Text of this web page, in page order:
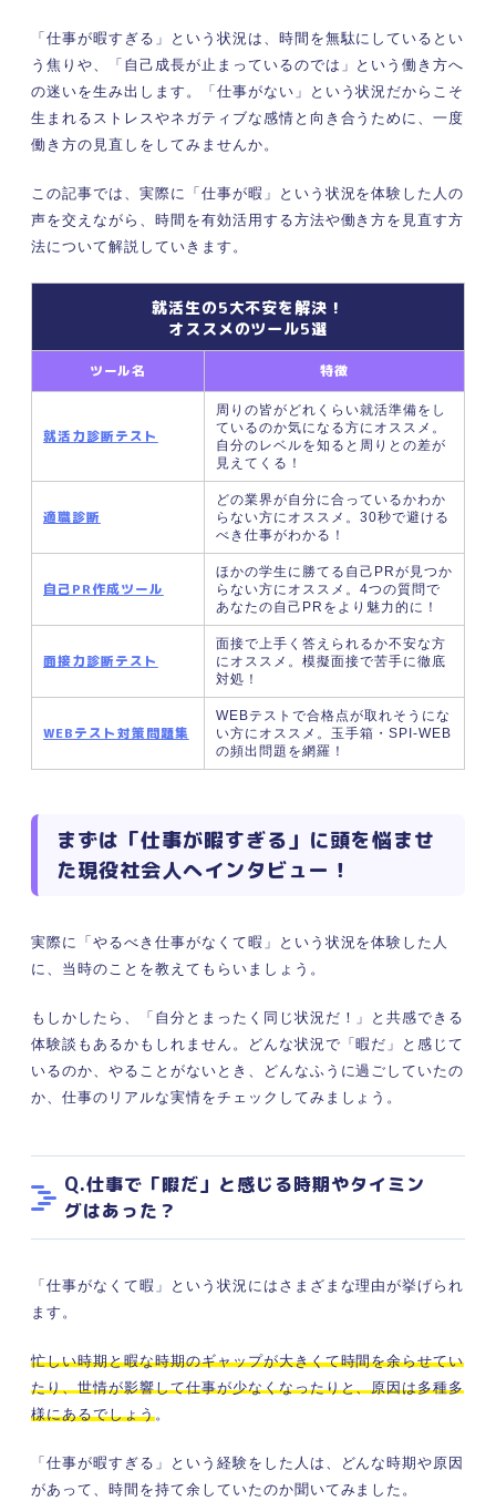
暇すぎると感じる原因
原因①自分の仕事の質や量に問題がある場
合
原因②会社都合で暇な時間が生まれている
場合
きるパターン別時間の使い方20選
パターン①自分だけに仕事がない状況でで
きること11個
ときにできること5個
パターン③ 仕事がない状況の改善が見込
めないときにできること4個
とを探し主体的に動いてみよう
「仕事が暇すぎる」という状況は、時間を無駄にしているとい
う焦りや、「自己成長が止まっているのでは」という働き方へ
の迷いを生み出します。「仕事がない」という状況だからこそ
生まれるストレスやネガティブな感情と向き合うために、一度
働き方の見直しをしてみませんか。
この記事では、実際に「仕事が暇」という状況を体験した人の
声を交えながら、時間を有効活用する方法や働き方を見直す方
法について解説していきます。
就活生の5大不安を解決！
オススメのツール5選
ツール名 特徴
就活力診断テスト
周りの皆がどれくらい就活準備をし
ているのか気になる方にオススメ。
自分のレベルを知ると周りとの差が
見えてくる！
適職診断
どの業界が自分に合っているかわか
らない方にオススメ。30秒で避ける
べき仕事がわかる！
自己PR作成ツール
ほかの学生に勝てる自己PRが見つか
らない方にオススメ。4つの質問で
あなたの自己PRをより魅力的に！
面接力診断テスト
面接で上手く答えられるか不安な方
にオススメ。模擬面接で苦手に徹底
対処！
WEBテスト対策問題集
WEBテストで合格点が取れそうにな
い方にオススメ。玉手箱・SPI-WEB
の頻出問題を網羅！
まずは「仕事が暇すぎる」に頭を悩ませ
た現役社会人へインタビュー！
実際に「やるべき仕事がなくて暇」という状況を体験した人
に、当時のことを教えてもらいましょう。
もしかしたら、「自分とまったく同じ状況だ！」と共感できる
体験談もあるかもしれません。どんな状況で「暇だ」と感じて
いるのか、やることがないとき、どんなふうに過ごしていたの
か、仕事のリアルな実情をチェックしてみましょう。
Q.仕事で「暇だ」と感じる時期やタイミン
グはあった？
「仕事がなくて暇」という状況にはさまざまな理由が挙げられ
ます。
忙しい時期と暇な時期のギャップが大きくて時間を余らせてい
たり、世情が影響して仕事が少なくなったりと、原因は多種多
様にあるでしょう。
「仕事が暇すぎる」という経験をした人は、どんな時期や原因
があって、時間を持て余していたのか聞いてみました。